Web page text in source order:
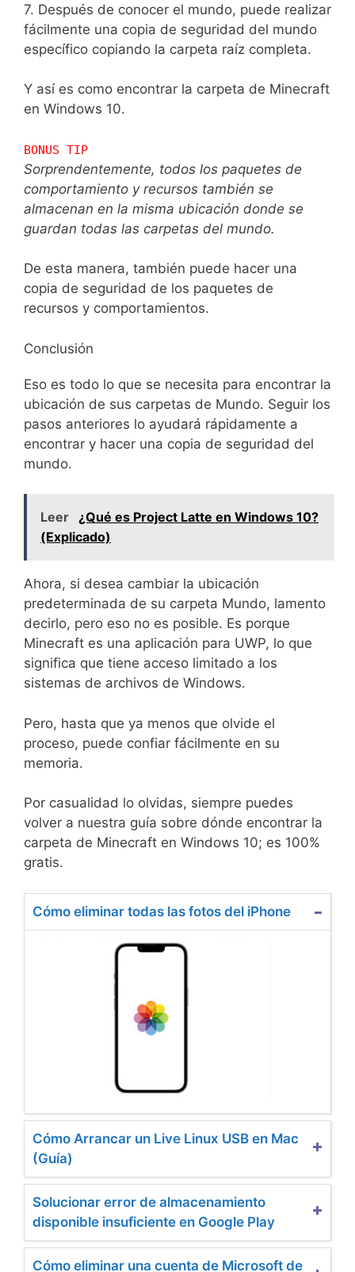
7. Después de conocer el mundo, puede realizar
fácilmente una copia de seguridad del mundo
específico copiando la carpeta raíz completa.
Y así es como encontrar la carpeta de Minecraft
en Windows 10.
BONUS TIP
Sorprendentemente, todos los paquetes de
comportamiento y recursos también se
almacenan en la misma ubicación donde se
guardan todas las carpetas del mundo.
De esta manera, también puede hacer una
copia de seguridad de los paquetes de
recursos y comportamientos.
Conclusión
Eso es todo lo que se necesita para encontrar la
ubicación de sus carpetas de Mundo. Seguir los
pasos anteriores lo ayudará rápidamente a
encontrar y hacer una copia de seguridad del
mundo.
Leer ¿Qué es Project Latte en Windows 10?
(Explicado)
Ahora, si desea cambiar la ubicación
predeterminada de su carpeta Mundo, lamento
decirlo, pero eso no es posible. Es porque
Minecraft es una aplicación para UWP, lo que
significa que tiene acceso limitado a los
sistemas de archivos de Windows.
Pero, hasta que ya menos que olvide el
proceso, puede confiar fácilmente en su
memoria.
Por casualidad lo olvidas, siempre puedes
volver a nuestra guía sobre dónde encontrar la
carpeta de Minecraft en Windows 10; es 100%
gratis.
Cómo eliminar todas las fotos del iPhone
Cómo Arrancar un Live Linux USB en Mac
(Guía)
Solucionar error de almacenamiento
disponible insuficiente en Google Play
Cómo eliminar una cuenta de Microsoft de